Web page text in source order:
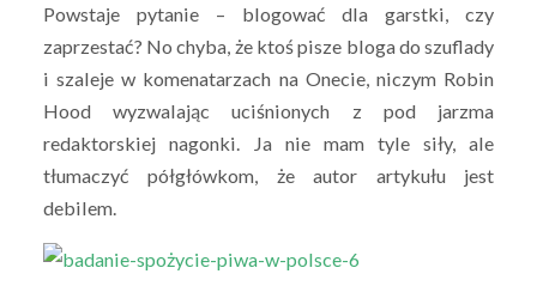
Powstaje pytanie – blogować dla garstki, czy
zaprzestać? No chyba, że ktoś pisze bloga do szuflady
i szaleje w komenatarzach na Onecie, niczym Robin
Hood wyzwalając uciśnionych z pod jarzma
redaktorskiej nagonki. Ja nie mam tyle siły, ale
tłumaczyć półgłówkom, że autor artykułu jest
debilem.